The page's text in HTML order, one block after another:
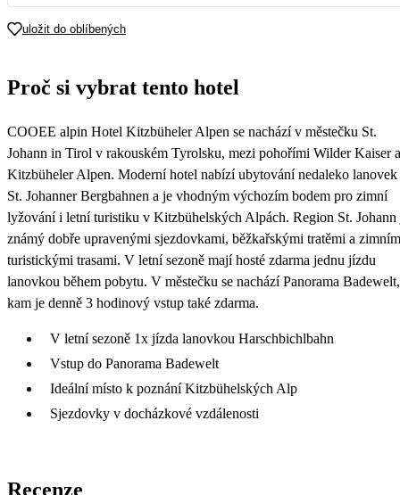
6 450 6 450 6 450 6 450 6 450 6 450 6 450
19
26
6 450
27 28 29
uložit do oblíbených
Proč si vybrat tento hotel
COOEE alpin Hotel Kitzbüheler Alpen se nachází v městečku St.
Johann in Tirol v rakouském Tyrolsku, mezi pohořími Wilder Kaiser a
Kitzbüheler Alpen. Moderní hotel nabízí ubytování nedaleko lanovek
St. Johanner Bergbahnen a je vhodným výchozím bodem pro zimní
lyžování i letní turistiku v Kitzbühelských Alpách. Region St. Johann
známý dobře upravenými sjezdovkami, běžkařskými tratěmi a
turistickými trasami. V letní sezoně mají hosté zdarma jednu jízdu
lanovkou během pobytu. V městečku se nachází Panorama Badewelt,
kam je denně 3 hodinový vstup také zdarma.
V letní sezoně 1x jízda lanovkou Harschbichlbahn
Vstup do Panorama Badewelt
Ideální místo k poznání Kitzbühelských Alp
Sjezdovky v docházkové vzdálenosti
Recenze